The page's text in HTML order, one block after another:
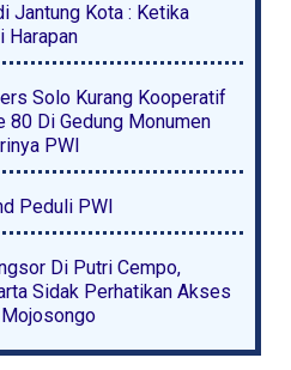
Jantung Kota : Ketika
Harapan
Solo Kurang Kooperatif
80 Di Gedung Monumen
PWI
Peduli PWI
Di Putri Cempo,
Sidak Perhatikan Akses